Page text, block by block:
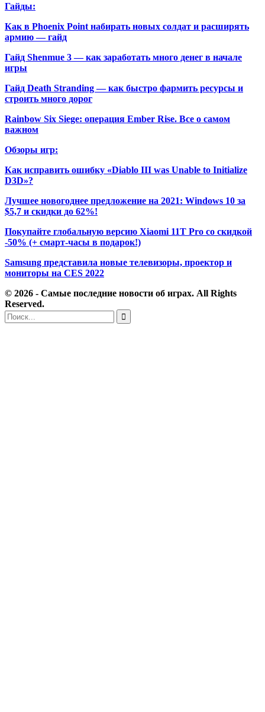
Гайды:
Как в Phoenix Point набирать новых солдат и расширять
армию — гайд
Гайд Shenmue 3 — как заработать много денег в начале
игры
Гайд Death Stranding — как быстро фармить ресурсы и
строить много дорог
Rainbow Six Siege: операция Ember Rise. Все о самом
важном
Обзоры игр:
Как исправить ошибку «Diablo III was Unable to Initialize
D3D»?
Лучшее новогоднее предложение на 2021: Windows 10 за
$5,7 и скидки до 62%!
Покупайте глобальную версию Xiaomi 11T Pro со скидкой
-50% (+ смарт-часы в подарок!)
Samsung представила новые телевизоры, проектор и
мониторы на CES 2022
© 2026 - Самые последние новости об играх. All Rights
Reserved.